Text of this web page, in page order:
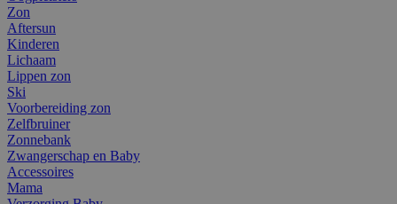
Zon
Aftersun
Kinderen
Lichaam
Lippen zon
Ski
Voorbereiding zon
Zelfbruiner
Zonnebank
Zwangerschap en Baby
Accessoires
Mama